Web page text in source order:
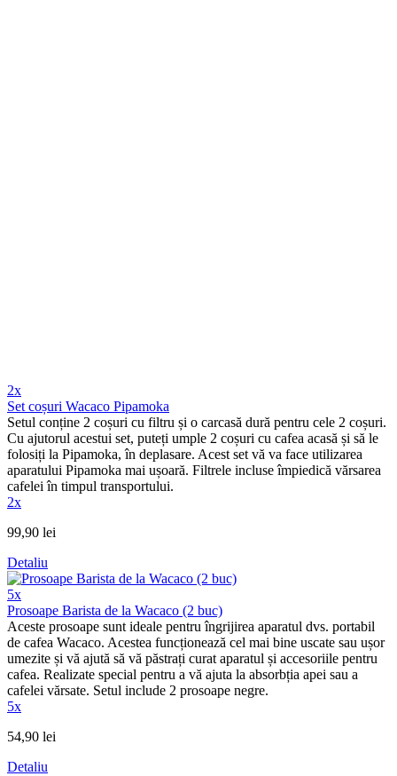
2x
Set coșuri Wacaco Pipamoka
Setul conține 2 coșuri cu filtru și o carcasă dură pentru cele 2 coșuri.
Cu ajutorul acestui set, puteți umple 2 coșuri cu cafea acasă și să le
folosiți la Pipamoka, în deplasare. Acest set vă va face utilizarea
aparatului Pipamoka mai ușoară. Filtrele incluse împiedică vărsarea
cafelei în timpul transportului.
2x
99,90 lei
Detaliu
5x
Prosoape Barista de la Wacaco (2 buc)
Aceste prosoape sunt ideale pentru îngrijirea aparatul dvs. portabil
de cafea Wacaco. Acestea funcționează cel mai bine uscate sau ușor
umezite și vă ajută să vă păstrați curat aparatul și accesoriile pentru
cafea. Realizate special pentru a vă ajuta la absorbția apei sau a
cafelei vărsate. Setul include 2 prosoape negre.
5x
54,90 lei
Detaliu